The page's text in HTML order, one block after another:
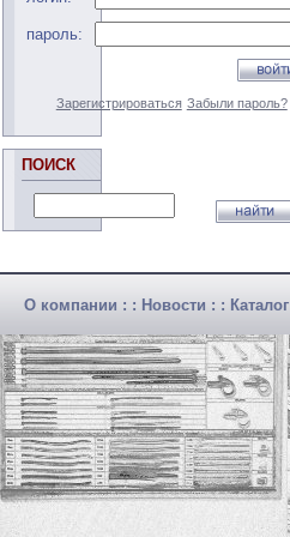
пароль:
Зарегистрироваться Забыли пароль?
ПОИСК
О компании : : Новости : : Каталог